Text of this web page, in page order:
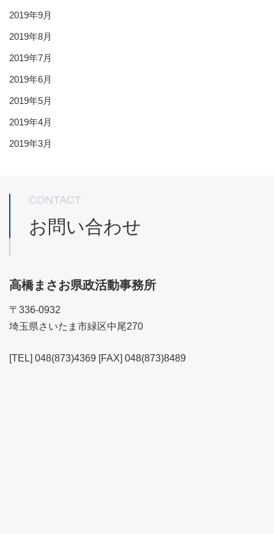
2019年9月
2019年8月
2019年7月
2019年6月
2019年5月
2019年4月
2019年3月
CONTACT
お問い合わせ
高橋まさお県政活動事務所
〒336-0932
埼玉県さいたま市緑区中尾270
[TEL] 048(873)4369 [FAX] 048(873)8489